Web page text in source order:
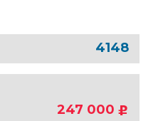
4148
247 000